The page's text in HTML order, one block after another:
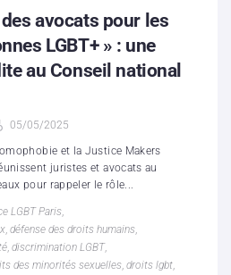
des avocats pour les
LGBT+ » : une
au Conseil national
05/05/2025
et la Justice Makers
juristes et avocats au
pour rappeler le rôle...
LGBT Paris,
, défense des droits humains,
, discrimination LGBT,
des minorités sexuelles, droits lgbt,